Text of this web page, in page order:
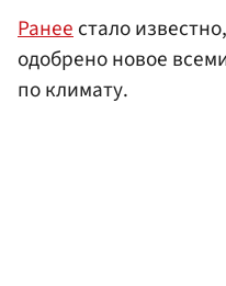
Ранее стало
одобрено новое
по климату.